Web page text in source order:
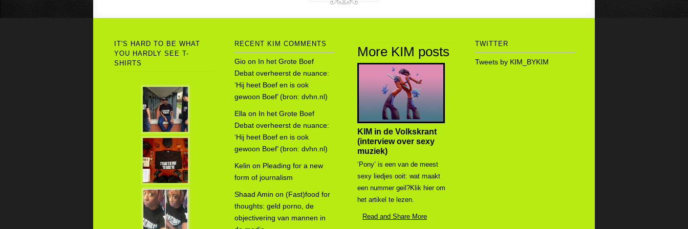
IT'S HARD TO BE WHAT
YOU HARDLY SEE T-
SHIRTS
RECENT KIM COMMENTS
Gio on In het Grote Boef
Debat overheerst de nuance:
‘Hij heet Boef en is ook
gewoon Boef’ (bron: dvhn.nl)
Ella on In het Grote Boef
Debat overheerst de nuance:
‘Hij heet Boef en is ook
gewoon Boef’ (bron: dvhn.nl)
Kelin on Pleading for a new
form of journalism
Shaad Amin on (Fast)food for
thoughts: geld porno, de
objectivering van mannen in
More KIM posts
KIM in de Volkskrant
(interview over sexy
muziek)
‘Pony’ is een van de meest
sexy liedjes ooit: wat maakt
een nummer geil?Klik hier om
het artikel te lezen.
Read and Share More
TWITTER
Tweets by KIM_BYKIM